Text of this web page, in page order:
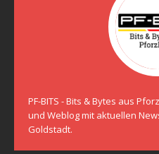
PF-BITS - Bits & Bytes aus
und Weblog mit aktuellen
Goldstadt.